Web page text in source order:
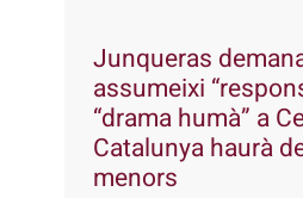
Junqueras
assumeixi
“drama humà” a
Catalunya haurà
menors